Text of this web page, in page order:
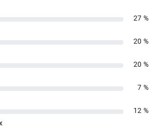
27 %
20 %
20 %
7 %
12 %